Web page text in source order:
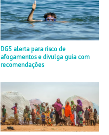
DGS alerta para risco de
afogamentos e divulga guia com
recomendações